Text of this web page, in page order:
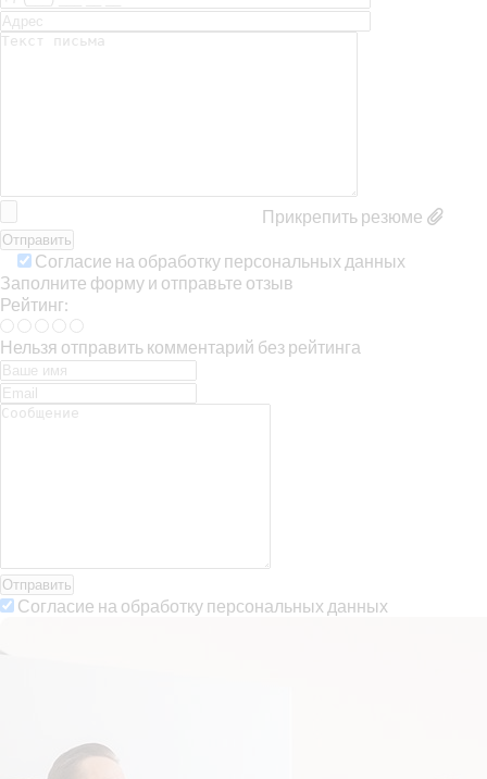
Прикрепить резюме
Согласие на обработку персональных данных
Заполните форму и отправьте отзыв
Рейтинг:
Нельзя отправить комментарий без рейтинга
Отправить
Согласие на обработку персональных данных